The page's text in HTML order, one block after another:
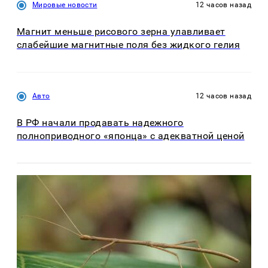
Мировые новости 12 часов назад
Магнит меньше рисового зерна улавливает
слабейшие магнитные поля без жидкого гелия
Авто 12 часов назад
В РФ начали продавать надежного
полноприводного «японца» с адекватной ценой